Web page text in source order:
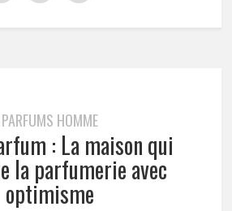
PARFUMS HOMME
: La maison qui
la parfumerie avec
optimisme